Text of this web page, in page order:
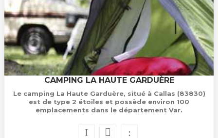
CAMPING LA HAUTE GARDUÈRE
Le camping La Haute Garduère, situé à Callas (83830)
est de type 2 étoiles et possède environ 100
emplacements dans le département Var.